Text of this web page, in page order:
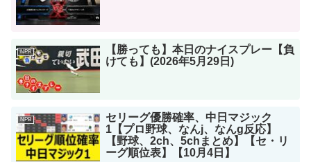
NPB
【勝っても】本日のナイスプレー【負
けても】(2026年5月29日)
NPB
セリーグ優勝確率、中日マジック
1【プロ野球、なんj、なんg反応】
【野球、2ch、5chまとめ】【セ・リ
ーグ順位表】【10月4日】